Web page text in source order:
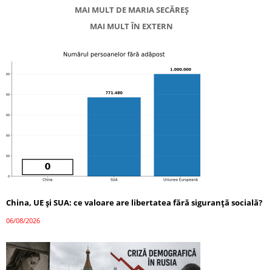
MAI MULT DE MARIA SECĂREȘ
MAI MULT ÎN EXTERN
China, UE și SUA: ce valoare are libertatea fără siguranță socială?
06/08/2026